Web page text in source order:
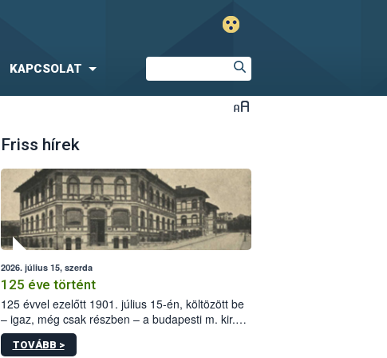
KAPCSOLAT
Friss hírek
2026. július 15, szerda
125 éve történt
125 évvel ezelőtt 1901. július 15-én, költözött be
– igaz, még csak részben – a budapesti m. kir.
állami vetőmagvizsgáló állomás a Kis Rókus utca
15. szám alatti, Czigler Győző által tervezett új
TOVÁBB >